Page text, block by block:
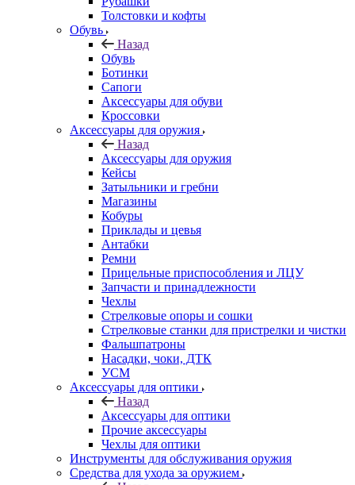
Толстовки и кофты
Обувь
Назад
Обувь
Ботинки
Сапоги
Аксессуары для обуви
Кроссовки
Аксессуары для оружия
Назад
Аксессуары для оружия
Кейсы
Затыльники и гребни
Магазины
Кобуры
Приклады и цевья
Антабки
Ремни
Прицельные приспособления и ЛЦУ
Запчасти и принадлежности
Чехлы
Стрелковые опоры и сошки
Стрелковые станки для пристрелки и чистки
Фальшпатроны
Насадки, чоки, ДТК
УСМ
Аксессуары для оптики
Назад
Аксессуары для оптики
Прочие аксессуары
Чехлы для оптики
Инструменты для обслуживания оружия
Средства для ухода за оружием